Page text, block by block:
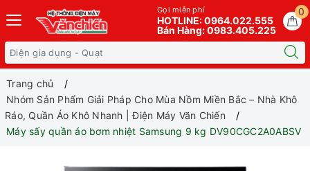
0
Gọi miễn phí
HOTLINE: 0964.022.555
Bán Hàng: 0983.405.225
Trang chủ
Nhóm Sản Phẩm Giải Pháp Cho Mùa Nồm Miền Bắc – Nhà Khô
Ráo, Quần Áo Khô Nhanh | Điện Máy Văn Chiến
Máy sấy quần áo bơm nhiệt Samsung 9 kg DV90CGC2A0ABSV